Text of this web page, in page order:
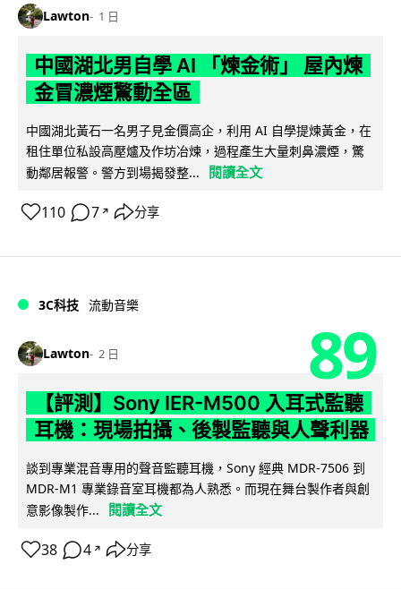
Lawton 1 日
中國湖北男自學 AI 「煉金術」 屋內煉
金冒濃煙驚動全區
中國湖北黃石一名男子見金價高企，利用 AI 自學提煉黃金，在
租住單位私設高壓爐及作坊冶煉，過程產生大量刺鼻濃煙，驚
動鄰居報警。警方到場揭發整...
閱讀全文
110 7 ↗ 分享
3C科技 流動音樂
Lawton 2 日 89
【評測】Sony IER-M500 入耳式監聽
耳機：現場拍攝、後製監聽與人聲利器
談到專業混音專用的聲音監聽耳機，Sony 經典 MDR-7506 到
MDR-M1 專業錄音室耳機都為人熟悉。而現在舞台製作者與創
意影像製作...
閱讀全文
38 4 ↗ 分享